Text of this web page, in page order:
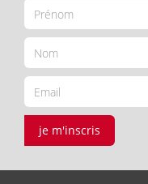
je m'inscris